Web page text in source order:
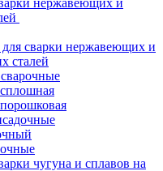
нержавеющих и
сварки нержавеющих и
сталей
чугуна и сплавов на